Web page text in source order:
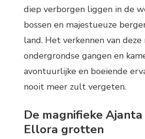
diep verborgen liggen in de
bossen en majestueuze
land. Het verkennen van
ondergrondse gangen en
avontuurlijke en boeiende
nooit meer zult vergeten.
De magnifieke Ajanta
Ellora grotten